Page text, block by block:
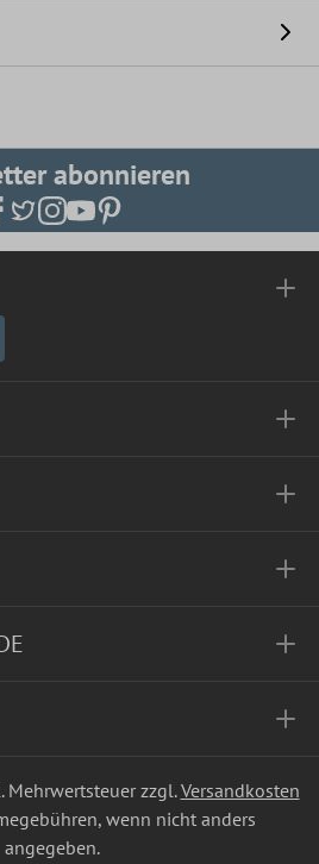
abonnieren
Mehrwertsteuer zzgl.Versandkosten
wenn nicht anders
angegeben.